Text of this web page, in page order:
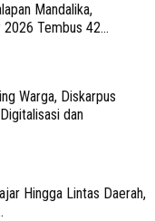
Mandalika,
Tembus 42...
Warga, Diskarpus
dan
Hingga Lintas Daerah,